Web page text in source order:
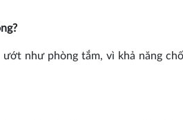
như phòng tắm, vì khả năng